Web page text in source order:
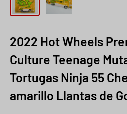
2022 Hot Wheels
Culture Teenage
Tortugas Ninja 55
amarillo Llantas de